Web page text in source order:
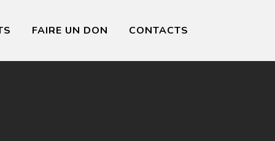
FAIRE UN DON CONTACTS